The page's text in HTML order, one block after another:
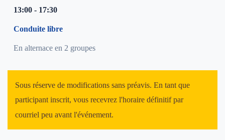
13:00 - 17:30
Conduite libre
En alternace en 2 groupes
Sous réserve de modifications sans préavis. En tant que
participant inscrit, vous recevrez l'horaire définitif par
courriel peu avant l'événement.